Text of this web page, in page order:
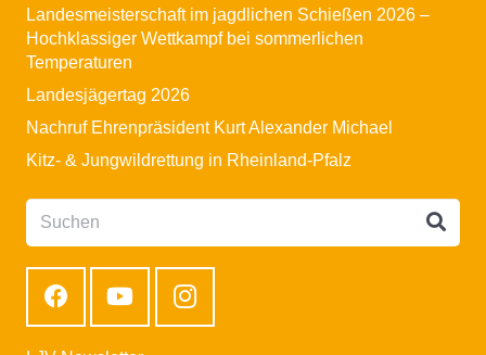
Landesmeisterschaft im jagdlichen Schießen 2026 –
Hochklassiger Wettkampf bei sommerlichen
Temperaturen
Landesjägertag 2026
Nachruf Ehrenpräsident Kurt Alexander Michael
Kitz- & Jungwildrettung in Rheinland-Pfalz